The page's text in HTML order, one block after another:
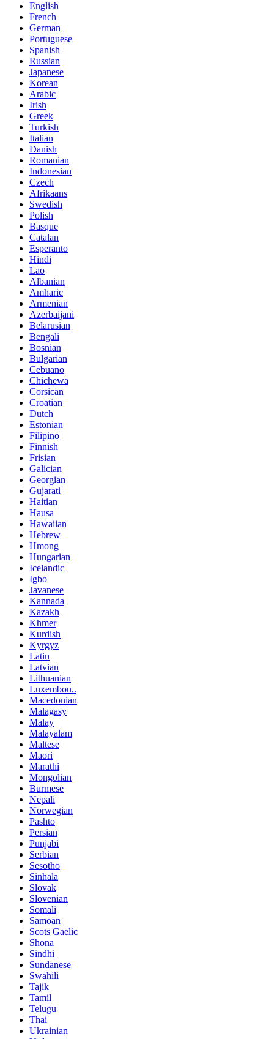
English
French
German
Portuguese
Spanish
Russian
Japanese
Korean
Arabic
Irish
Greek
Turkish
Italian
Danish
Romanian
Indonesian
Czech
Afrikaans
Swedish
Polish
Basque
Catalan
Esperanto
Hindi
Lao
Albanian
Amharic
Armenian
Azerbaijani
Belarusian
Bengali
Bosnian
Bulgarian
Cebuano
Chichewa
Corsican
Croatian
Dutch
Estonian
Filipino
Finnish
Frisian
Galician
Georgian
Gujarati
Haitian
Hausa
Hawaiian
Hebrew
Hmong
Hungarian
Icelandic
Igbo
Javanese
Kannada
Kazakh
Khmer
Kurdish
Kyrgyz
Latin
Latvian
Lithuanian
Luxembou..
Macedonian
Malagasy
Malay
Malayalam
Maltese
Maori
Marathi
Mongolian
Burmese
Nepali
Norwegian
Pashto
Persian
Punjabi
Serbian
Sesotho
Sinhala
Slovak
Slovenian
Somali
Samoan
Scots Gaelic
Shona
Sindhi
Sundanese
Swahili
Tajik
Tamil
Telugu
Thai
Ukrainian